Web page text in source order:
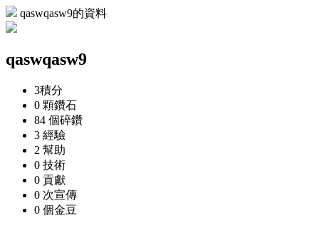
qaswqasw9的資料
qaswqasw9
3積分
0 顆鑽石
84 個碎鑽
3 經驗
2 幫助
0 技術
0 貢獻
0 次宣傳
0 個金豆